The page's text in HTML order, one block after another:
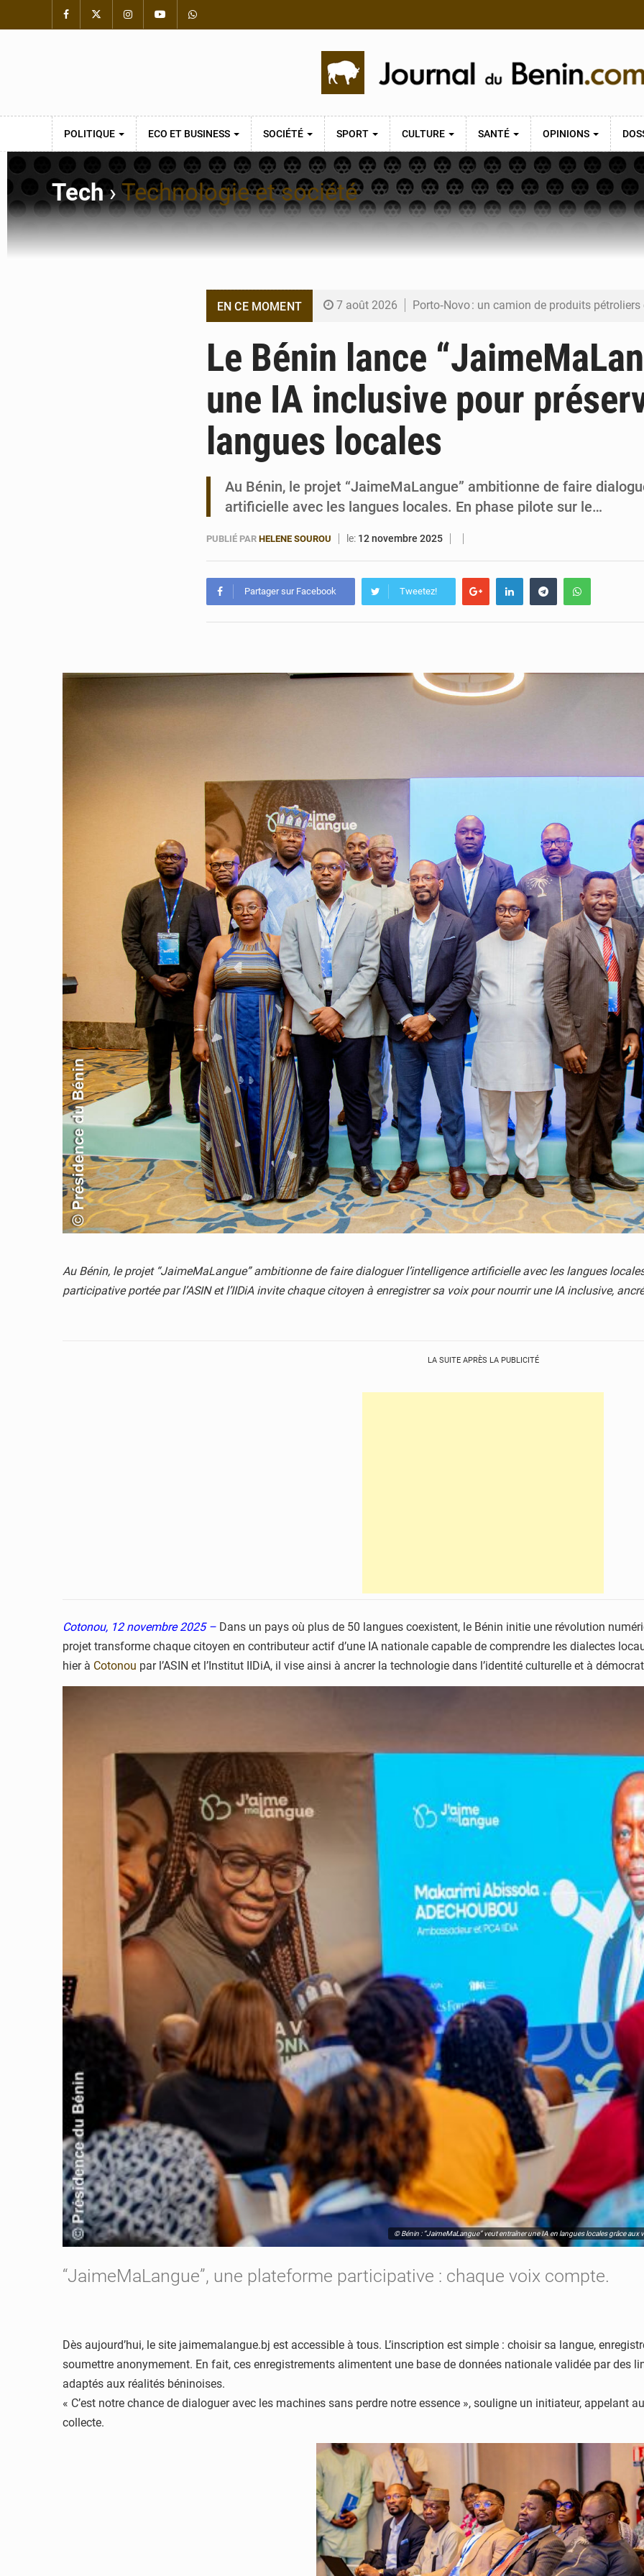
POLITIQUE ECO ET BUSINESS SOCIÉTÉ SPORT CULTURE SANTÉ OPINIONS
Tech› Technologie et société
EN CE MOMENT 7 août 2026 Porto‑Novo : un camion de produits
6 août 2026 Bénin : Djogbénou inspecte le chantier du
6 août 2026 Bénin et Canada scellent un partenariat
6 août 2026 Bénin : Le CEG La Verdure de Ouèdo fait sa
Le Bénin lance
une IA inclusive pour
langues locales
Au Bénin, le projet “JaimeMaLangue” ambitionne de faire
artificielle avec les langues locales. En phase pilote sur le…
PUBLIÉ PAR HELENE SOUROU le: 12 novembre 2025
Partager sur Facebook Tweetez!
Au Bénin, le projet “JaimeMaLangue” ambitionne de faire dialoguer l’intelligence artificielle avec les langues
participative portée par l’ASIN et l’IIDiA invite chaque citoyen à enregistrer sa voix pour nourrir une IA inclusive,
LA SUITE APRÈS LA PUBLICITÉ
Cotonou, 12 novembre 2025 – Dans un pays où plus de 50 langues coexistent, le Bénin initie une révolution
projet transforme chaque citoyen en contributeur actif d’une IA nationale capable de comprendre les dialectes
hier à Cotonou par l’ASIN et l’Institut IIDiA, il vise ainsi à ancrer la technologie dans l’identité culturelle et à
© Bénin : “JaimeMaLangue” veut entraîner une IA en langues locales grâce aux
“JaimeMaLangue”, une plateforme participative : chaque voix compte.
Dès aujourd’hui, le site jaimemalangue.bj est accessible à tous. L’inscription est simple : choisir sa langue,
soumettre anonymement. En fait, ces enregistrements alimentent une base de données nationale validée par des
adaptés aux réalités béninoises.
« C’est notre chance de dialoguer avec les machines sans perdre notre essence », souligne un initiateur, appelant
collecte.